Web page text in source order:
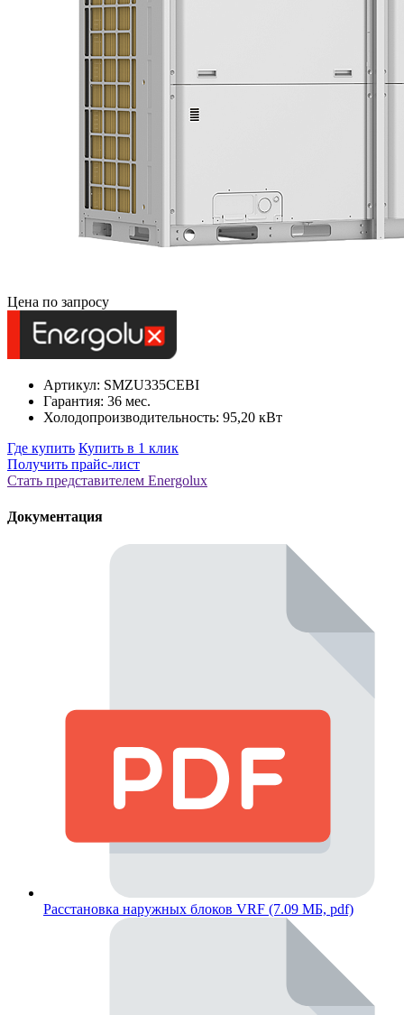
Цена по запросу
Артикул: SMZU335CEBI
Гарантия: 36 мес.
Холодопроизводительность: 95,20 кВт
Где купить Купить в 1 клик
Получить прайс-лист
Стать представителем Еnergolux
Документация
Расстановка наружных блоков VRF (7.09 МБ, pdf)